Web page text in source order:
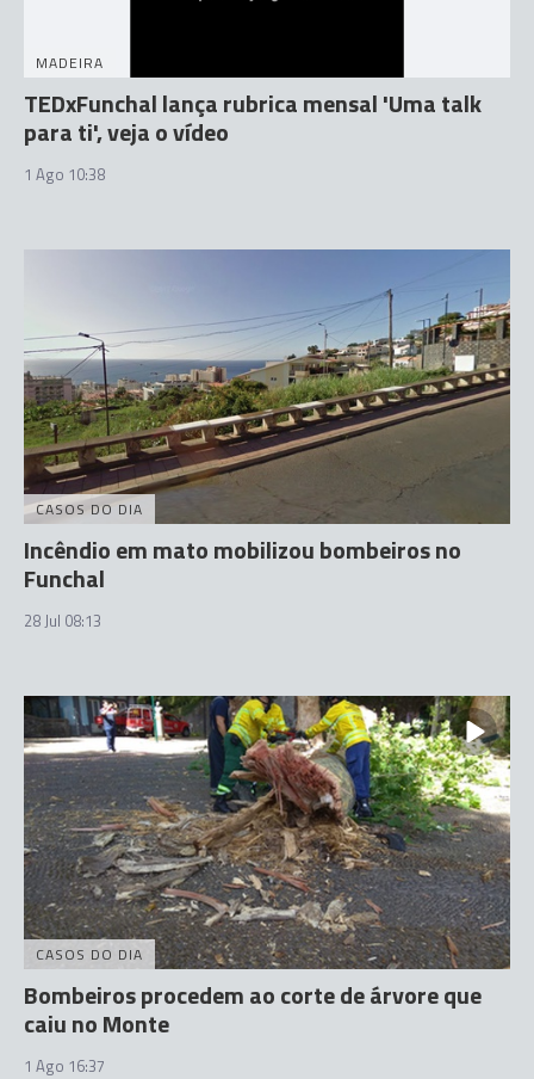
MADEIRA
TEDxFunchal lança rubrica mensal 'Uma talk
para ti', veja o vídeo
1 Ago 10:38
CASOS DO DIA
Incêndio em mato mobilizou bombeiros no
Funchal
28 Jul 08:13
CASOS DO DIA
Bombeiros procedem ao corte de árvore que
caiu no Monte
1 Ago 16:37